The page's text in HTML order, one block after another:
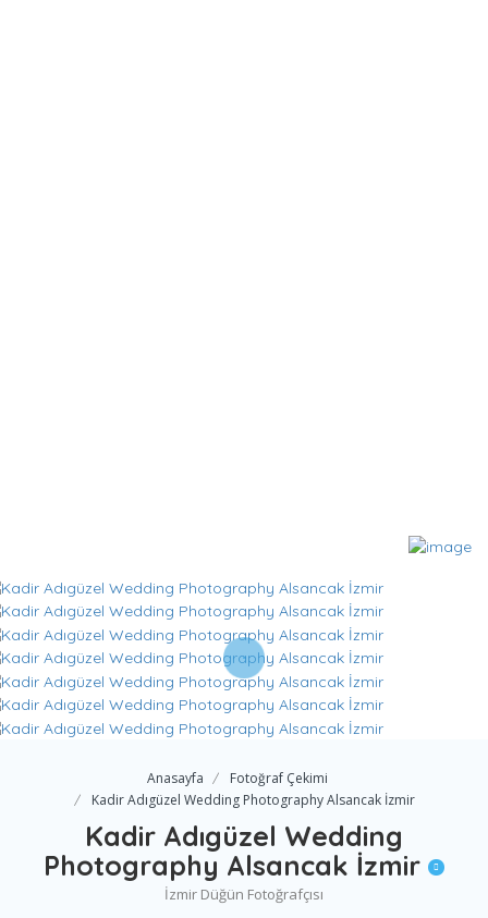
Anasayfa
Fotoğraf Çekimi
Kadir Adıgüzel Wedding Photography Alsancak İzmir
Kadir Adıgüzel Wedding
Photography Alsancak İzmir
İzmir Düğün Fotoğrafçısı